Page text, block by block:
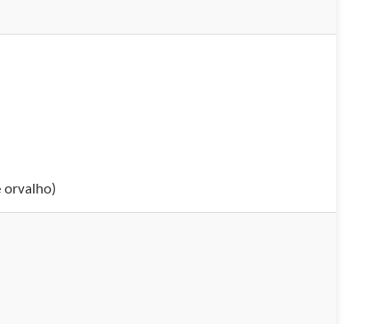
orvalho)